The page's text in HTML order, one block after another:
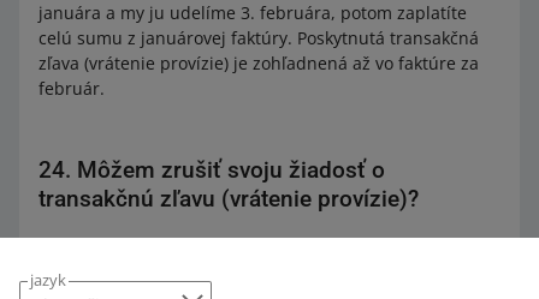
jazyk
januára a my ju udelíme 3. februára, potom zaplatíte
celú sumu z januárovej faktúry. Poskytnutá transakčná
zľava (vrátenie provízie) je zohľadnená až vo faktúre za
február.
24. Môžem zrušiť svoju žiadosť o
transakčnú zľavu (vrátenie provízie)?